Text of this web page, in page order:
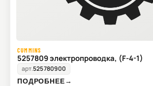
CUMMINS
5257809 электропроводка, (F-4-1)
арт.525780900
ПОДРОБНЕЕ→